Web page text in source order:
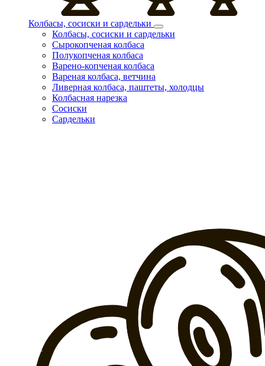
Колбасы, сосиски и сардельки
Колбасы, сосиски и сардельки
Сырокопченая колбаса
Полукопченая колбаса
Варено-копченая колбаса
Вареная колбаса, ветчина
Ливерная колбаса, паштеты, холодцы
Колбасная нарезка
Сосиски
Сардельки